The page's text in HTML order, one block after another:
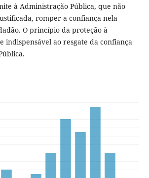
à Administração Pública, que não
romper a confiança nela
O princípio da proteção à
indispensável ao resgate da confiança